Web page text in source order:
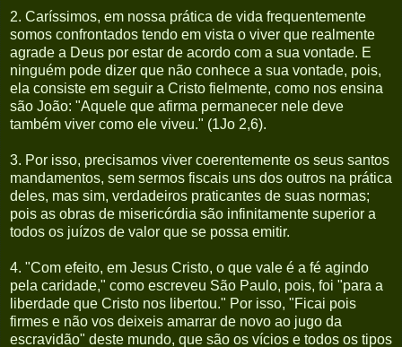
2. Caríssimos, em nossa prática de vida frequentemente
somos confrontados tendo em vista o viver que realmente
agrade a Deus por estar de acordo com a sua vontade. E
ninguém pode dizer que não conhece a sua vontade, pois,
ela consiste em seguir a Cristo fielmente, como nos ensina
são João: "Aquele que afirma permanecer nele deve
também viver como ele viveu." (1Jo 2,6).
3. Por isso, precisamos viver coerentemente os seus santos
mandamentos, sem sermos fiscais uns dos outros na prática
deles, mas sim, verdadeiros praticantes de suas normas;
pois as obras de misericórdia são infinitamente superior a
todos os juízos de valor que se possa emitir.
4. "Com efeito, em Jesus Cristo, o que vale é a fé agindo
pela caridade," como escreveu São Paulo, pois, foi "para a
liberdade que Cristo nos libertou." Por isso, "Ficai pois
firmes e não vos deixeis amarrar de novo ao jugo da
escravidão" deste mundo, que são os vícios e todos os tipos